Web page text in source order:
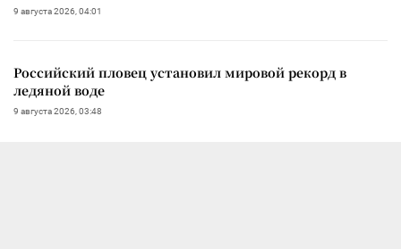
9 августа 2026, 04:01
Российский пловец установил мировой рекорд в
ледяной воде
9 августа 2026, 03:48